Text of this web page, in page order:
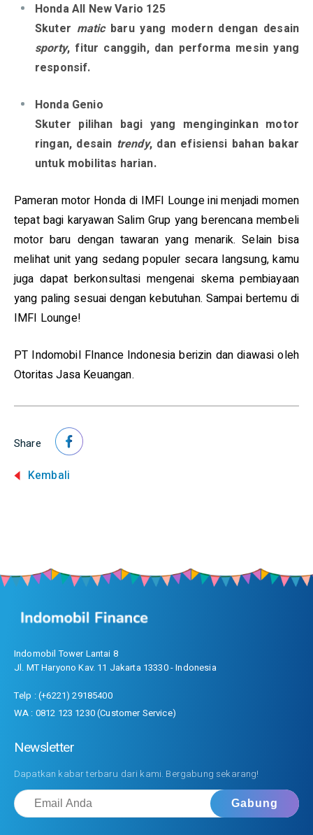
Honda All New Vario 125
Skuter matic baru yang modern dengan desain
sporty, fitur canggih, dan performa mesin yang
responsif.
Honda Genio
Skuter pilihan bagi yang menginginkan motor
ringan, desain trendy, dan efisiensi bahan bakar
untuk mobilitas harian.
Pameran motor Honda di IMFI Lounge ini menjadi momen
tepat bagi karyawan Salim Grup yang berencana membeli
motor baru dengan tawaran yang menarik. Selain bisa
melihat unit yang sedang populer secara langsung, kamu
juga dapat berkonsultasi mengenai skema pembiayaan
yang paling sesuai dengan kebutuhan. Sampai bertemu di
IMFI Lounge!
PT Indomobil FInance Indonesia berizin dan diawasi oleh
Otoritas Jasa Keuangan.
Share
Kembali
Indomobil Tower Lantai 8
Jl. MT Haryono Kav. 11 Jakarta 13330 - Indonesia
Telp : (+6221) 29185400
WA : 0812 123 1230 (Customer Service)
Newsletter
Dapatkan kabar terbaru dari kami. Bergabung sekarang!